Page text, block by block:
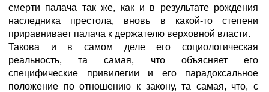
смерти палача так же, как и в результате рождения
наследника престола, вновь в какой-то степени
приравнивает палача к держателю верховной власти.
Такова и в самом деле его социологическая
реальность, та самая, что объясняет его
специфические привилегии и его парадоксальное
положение по отношению к закону, та самая, что, с